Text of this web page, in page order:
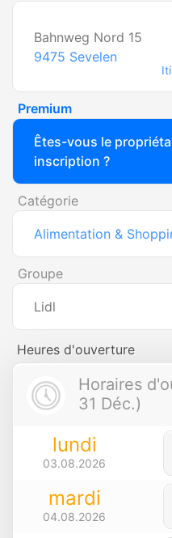
Bahnweg Nord 15
9475 Sevelen
Premium
Êtes-vous le
inscription ?
Catégorie
Alimentation &
Groupe
Lidl
Heures d'ouverture
Horaires
31 Déc.)
lundi
03.08.2026
mardi
04.08.2026